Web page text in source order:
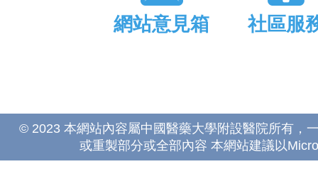
網站意見箱 社區服
© 2023 本網站內容屬中國醫藥大學附設醫院所有，
或重製部分或全部內容 本網站建議以